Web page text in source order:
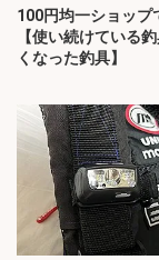
100円均一ショップ
【使い続けている
くなった釣具】